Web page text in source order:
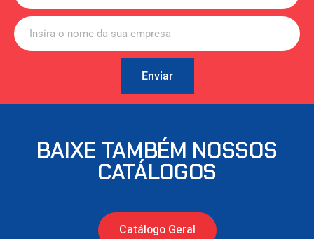
Enviar
BAIXE TAMBÉM NOSSOS
CATÁLOGOS
Catálogo Geral